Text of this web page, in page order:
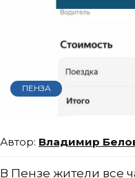
ПЕНЗА
Владимир
В Пензе жители все